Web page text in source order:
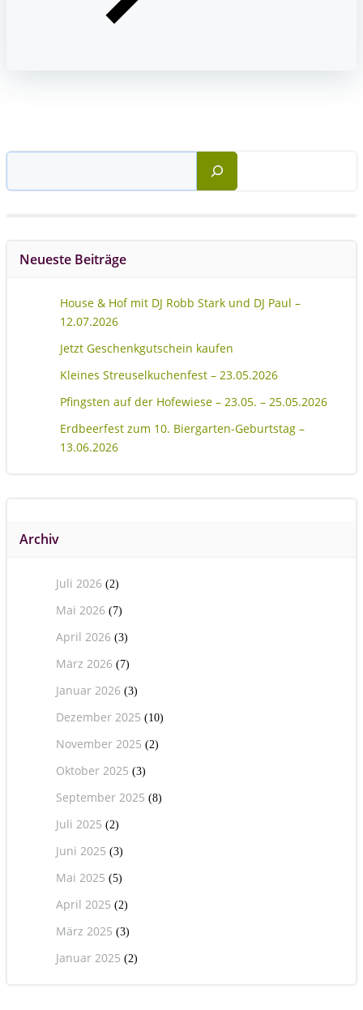
Neueste Beiträge
House & Hof mit DJ Robb Stark und DJ Paul –
12.07.2026
Jetzt Geschenkgutschein kaufen
Kleines Streuselkuchenfest – 23.05.2026
Pfingsten auf der Hofewiese – 23.05. – 25.05.2026
Erdbeerfest zum 10. Biergarten-Geburtstag –
13.06.2026
Archiv
Juli 2026 (2)
Mai 2026 (7)
April 2026 (3)
März 2026 (7)
Januar 2026 (3)
Dezember 2025 (10)
November 2025 (2)
Oktober 2025 (3)
September 2025 (8)
Juli 2025 (2)
Juni 2025 (3)
Mai 2025 (5)
April 2025 (2)
März 2025 (3)
Januar 2025 (2)